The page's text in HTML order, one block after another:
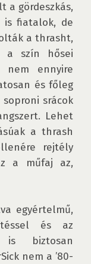
a gördeszkás,
is fiatalok, de
a thrasht,
a szín hősei
ennyire
és főleg
srácok
Lehet
a thrash
rejtély
a műfaj az,
egyértelmű,
és az
is biztosan
nem a ’80-